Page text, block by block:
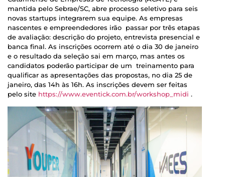
mantida pelo Sebrae/SC, abre processo seletivo para seis
novas startups integrarem sua equipe. As empresas
nascentes e empreendedores irão passar por três etapas
de avaliação: descrição do projeto, entrevista presencial e
banca final. As inscrições ocorrem até o dia 30 de janeiro
e o resultado da seleção sai em março, mas antes os
candidatos poderão participar de um treinamento para
qualificar as apresentações das propostas, no dia 25 de
janeiro, das 14h às 16h. As inscrições devem ser feitas
pelo site https://www.eventick.com.br/workshop_midi .